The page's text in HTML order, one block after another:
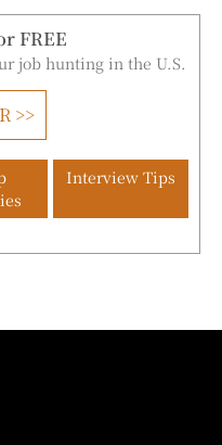
FREE
job hunting in the U.S.
>>
Interview Tips